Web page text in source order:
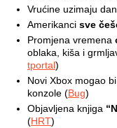
Vrućine uzimaju
Amerikanci sve
Promjena vremena
oblaka, kiša i
tportal)
Novi Xbox mogao
konzole (Bug)
Objavljena knjiga
(HRT)